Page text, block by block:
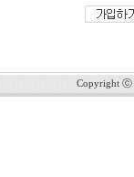
Copyright ⓒ